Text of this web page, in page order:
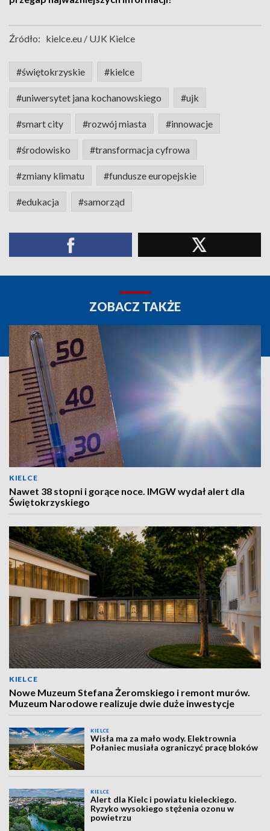
Źródło: kielce.eu / UJK Kielce
#świętokrzyskie #kielce
#uniwersytet jana kochanowskiego #ujk
#smart city #rozwój miasta #innowacje
#środowisko #transformacja cyfrowa
#zmiany klimatu #fundusze europejskie
#edukacja #samorząd
ZOBACZ TAKŻE
KIELCE
Nawet 38 stopni i gorące noce. IMGW wydał alert dla
Świętokrzyskiego
KIELCE
Nowe Muzeum Stefana Żeromskiego i remont murów.
Muzeum Narodowe realizuje dwie duże inwestycje
KIELCE
Wisła ma za mało wody. Elektrownia
Połaniec musiała ograniczyć pracę bloków
KIELCE
Alert dla Kielc i powiatu kieleckiego.
Ryzyko wysokiego stężenia ozonu w
powietrzu